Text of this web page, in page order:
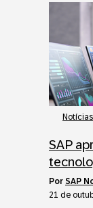
Notícias
SAP
por SAP
21 de